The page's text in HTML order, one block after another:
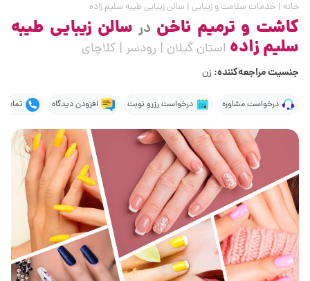
خانه | خدمات سلامت و زیبایی | سالن زیبایی طیبه سلیم زاده
کاشت و ترمیم ناخن در سالن زیبایی طیبه
سلیم زاده استان گیلان | رودسر | کلاچای
جنسیت مراجعه‌کننده: زن
درخواست مشاوره درخواست رزرو نوبت افزودن دیدگاه تماس